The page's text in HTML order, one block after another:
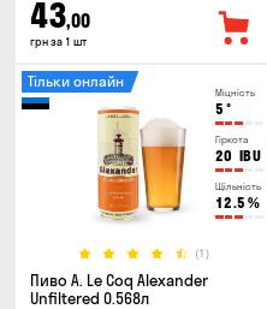
43,00
грн за 1 шт
Міцність
5 °
Гіркота
20 IBU
Щільність
12.5 %
(1)
Тільки онлайн
Пиво A. Le Coq Alexander
Unfiltered 0.568л